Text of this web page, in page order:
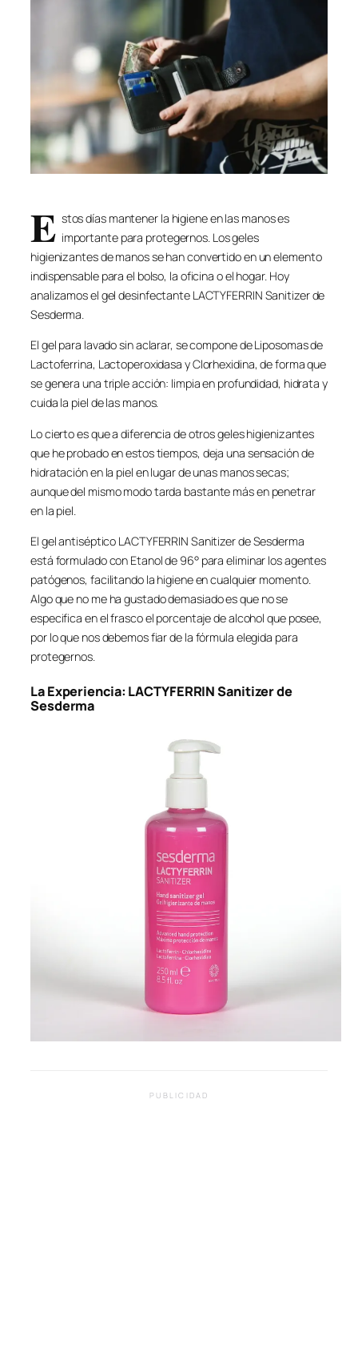
E stos días mantener la higiene en las manos es
importante para protegernos. Los geles
higienizantes de manos se han convertido en un elemento
indispensable para el bolso, la oficina o el hogar. Hoy
analizamos el gel desinfectante LACTYFERRIN Sanitizer de
Sesderma.
El gel para lavado sin aclarar, se compone de Liposomas de
Lactoferrina, Lactoperoxidasa y Clorhexidina, de forma que
se genera una triple acción: limpia en profundidad, hidrata y
cuida la piel de las manos.
Lo cierto es que a diferencia de otros geles higienizantes
que he probado en estos tiempos, deja una sensación de
hidratación en la piel en lugar de unas manos secas;
aunque del mismo modo tarda bastante más en penetrar
en la piel.
El gel antiséptico LACTYFERRIN Sanitizer de Sesderma
está formulado con Etanol de 96° para eliminar los agentes
patógenos, facilitando la higiene en cualquier momento.
Algo que no me ha gustado demasiado es que no se
especifica en el frasco el porcentaje de alcohol que posee,
por lo que nos debemos fiar de la fórmula elegida para
protegernos.
La Experiencia: LACTYFERRIN Sanitizer de
Sesderma
PUBLICIDAD